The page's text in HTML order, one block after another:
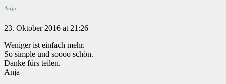
Anja
23. Oktober 2016 at 21:26
Weniger ist einfach mehr.
So simple und soooo schön.
Danke fürs teilen.
Anja